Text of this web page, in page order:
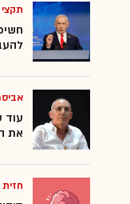
להעביר 400
עוד
את